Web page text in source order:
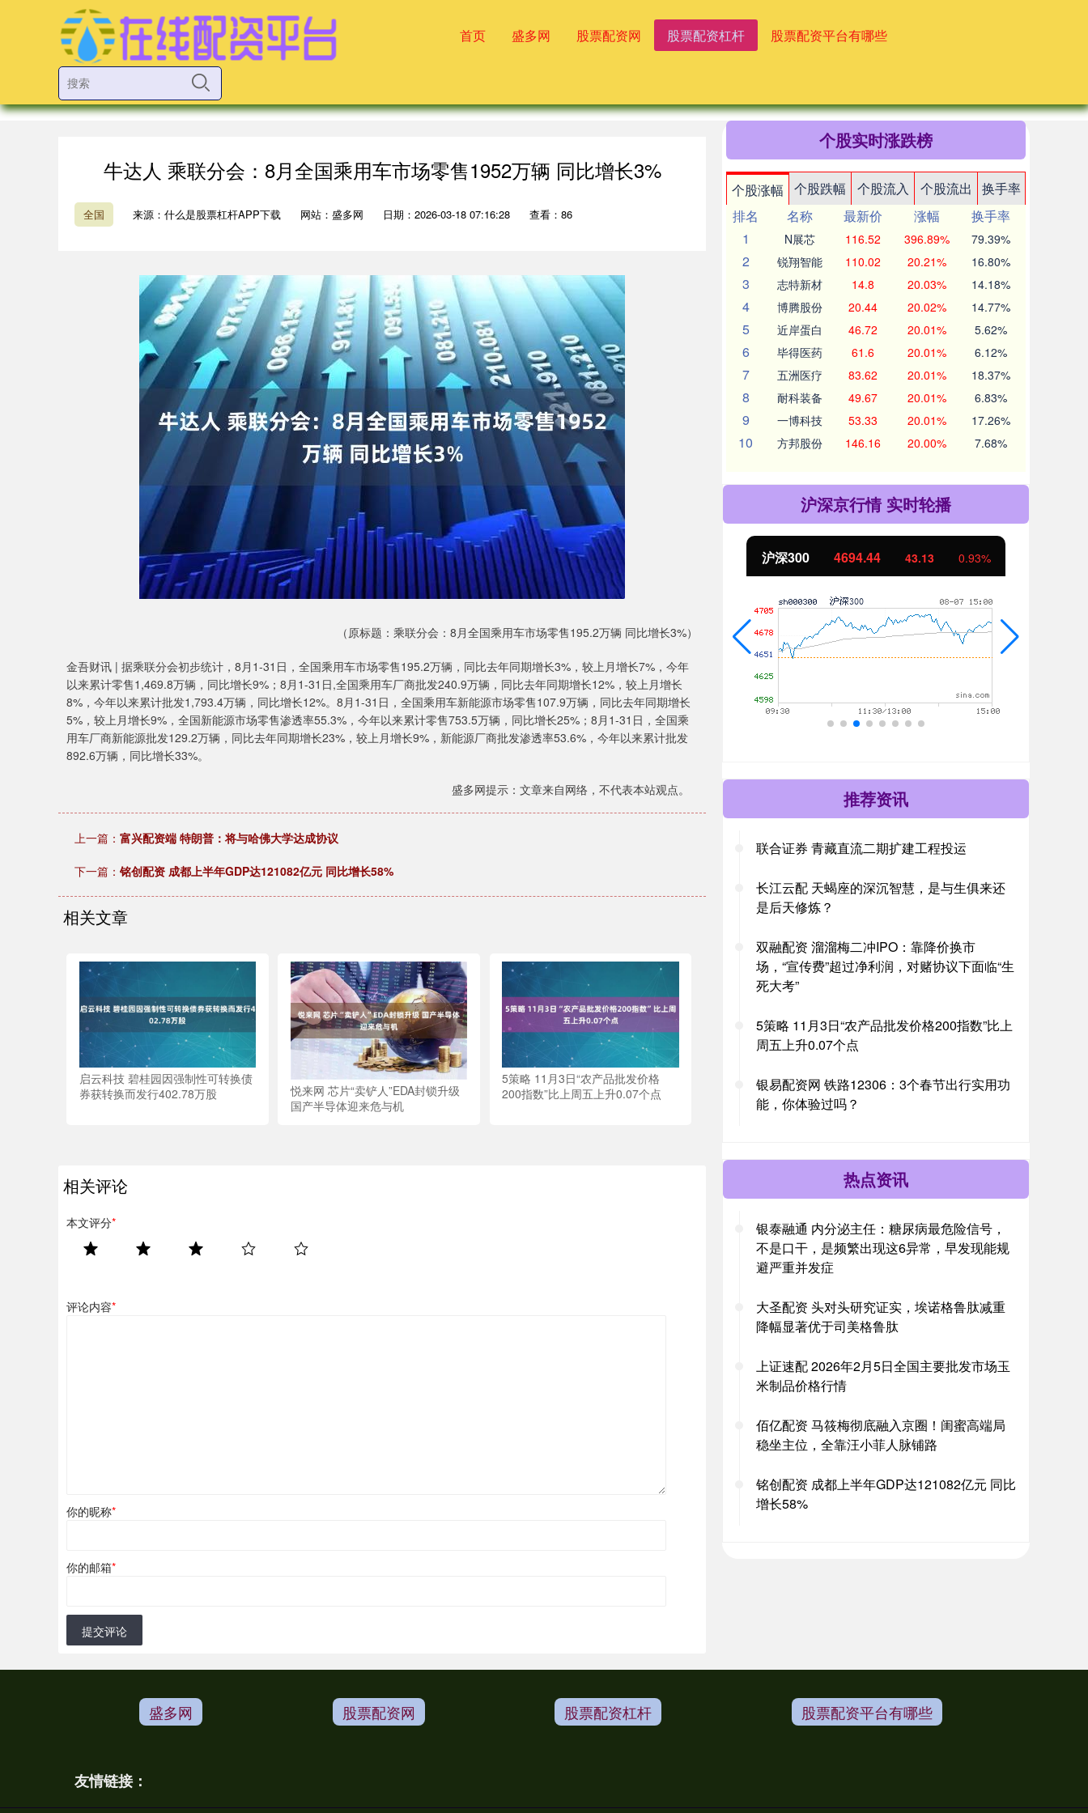
首页 盛多网 股票配资网 股票配资杠杆 股票配资平台有哪些
牛达人 乘联分会：8月全国乘用车市场零售1952万辆 同比增长3%
全国 来源：什么是股票杠杆APP下载 网站：盛多网 日期：2026-03-18 07:16:28 查看：86
（原标题：乘联分会：8月全国乘用车市场零售195.2万辆 同比增长3%）
金吾财讯 | 据乘联分会初步统计，8月1-31日，全国乘用车市场零售195.2万辆，同比去年同期增长3%，较上月增长7%，今年
以来累计零售1,469.8万辆，同比增长9%；8月1-31日,全国乘用车厂商批发240.9万辆，同比去年同期增长12%，较上月增长
8%，今年以来累计批发1,793.4万辆，同比增长12%。8月1-31日，全国乘用车新能源市场零售107.9万辆，同比去年同期增长
5%，较上月增长9%，全国新能源市场零售渗透率55.3%，今年以来累计零售753.5万辆，同比增长25%；8月1-31日，全国乘
用车厂商新能源批发129.2万辆，同比去年同期增长23%，较上月增长9%，新能源厂商批发渗透率53.6%，今年以来累计批发
892.6万辆，同比增长33%。
盛多网提示：文章来自网络，不代表本站观点。
上一篇： 富兴配资端 特朗普：将与哈佛大学达成协议
下一篇： 铭创配资 成都上半年GDP达121082亿元 同比增长58%
相关文章
启云科技 碧桂园因强制性可转换债
券获转换而发行402.78万股
悦来网 芯片“卖铲人”EDA封锁升级
国产半导体迎来危与机
5策略 11月3日“农产品批发价格
200指数”比上周五上升0.07个点
相关评论
本文评分*
评论内容*
你的昵称*
你的邮箱*
提交评论
个股实时涨跌榜
个股涨幅 个股跌幅 个股流入 个股流出
换手率
排名
名称 最新价 涨幅
换手率
1
N展芯 116.52 396.89% 79.39%
2 锐翔智能 110.02 20.21% 16.80%
3 志特新材 14.8 20.03% 14.18%
4 博腾股份 20.44 20.02% 14.77%
5 近岸蛋白 46.72 20.01% 5.62%
6 毕得医药 61.6 20.01% 6.12%
7 五洲医疗 83.62 20.01% 18.37%
8 耐科装备 49.67 20.01% 6.83%
9 一博科技 53.33 20.01% 17.26%
10 方邦股份 146.16 20.00% 7.68%
沪深京行情 实时轮播
深证成指 14311.01 200.89 1.42% 沪深300 4694.44 43.13 北证50 1134.24 11.37 1.01%
推荐资讯
联合证券 青藏直流二期扩建工程投运
长江云配 天蝎座的深沉智慧，是与生俱来还
是后天修炼？
双融配资 溜溜梅二冲IPO：靠降价换市
场，“宣传费”超过净利润，对赌协议下面临“生
死大考”
5策略 11月3日“农产品批发价格200指数”比上
周五上升0.07个点
银易配资网 铁路12306：3个春节出行实用功
能，你体验过吗？
热点资讯
银泰融通 内分泌主任：糖尿病最危险信号，
不是口干，是频繁出现这6异常，早发现能规
避严重并发症
大圣配资 头对头研究证实，埃诺格鲁肽减重
降幅显著优于司美格鲁肽
上证速配 2026年2月5日全国主要批发市场玉
米制品价格行情
佰亿配资 马筱梅彻底融入京圈！闺蜜高端局
稳坐主位，全靠汪小菲人脉铺路
铭创配资 成都上半年GDP达121082亿元 同比
增长58%
盛多网 股票配资网 股票配资杠杆 股票配资平台有哪些
友情链接：